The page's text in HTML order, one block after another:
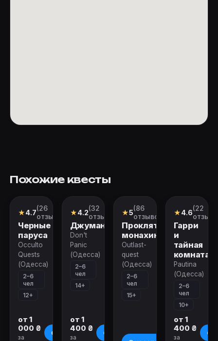
Похожие квесты
Квест
★4.7(26
отзывов)
Черные
паруса
Occulto
Quests
(Одесса)
2–6
чел
12+
от 1
000 ₴
за
О квесте
Квест
★4.2(32
отзыва)
Джуманджи
Don't
Panic
(Одесса)
2–6
чел
14+
от 1
400 ₴
за
О квесте
Перформанс
★5(86
отзывов)
Проклятие
монахини
Outlast-
quest
(Одесса)
2–6
чел
15+
Квест
★4.6(22
Гарри
и
тайная
комната
Pautina
(Одесса)
2–6
чел
10+
от 1
400 ₴
за
О